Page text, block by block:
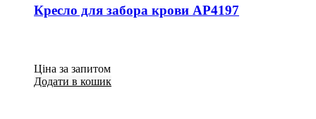
Кресло для забора крови AP4197
Ціна за запитом
Додати в кошик